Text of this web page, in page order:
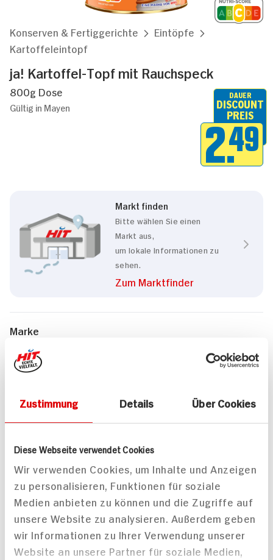
Zustimmung Details Über Cookies
Diese Webseite verwendet Cookies
Wir verwenden Cookies, um Inhalte und Anzeigen
zu personalisieren, Funktionen für soziale
Medien anbieten zu können und die Zugriffe auf
unsere Website zu analysieren. Außerdem geben
wir Informationen zu Ihrer Verwendung unserer
Website an unsere Partner für soziale Medien,
Konserven & Fertiggerichte
Eintöpfe
Kartoffeleintopf
ja! Kartoffel-Topf mit Rauchspeck
800g Dose
Gültig in Mayen
DAUER
DISCOUNT
PREIS
2.49
Markt finden
Bitte wählen Sie einen
Markt aus,
um lokale Informationen zu
sehen.
Zum Marktfinder
Marke
Erasco Eintopf
Kartoffel-Topf
800g Dose
78x verfügbar
DAUER
DISCOUNT